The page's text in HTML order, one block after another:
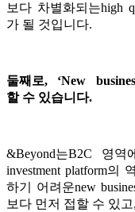
보다 차별화되는high
가 될 것입니다.
둘째로, ‘New
할 수 있습니다.
&Beyond는B2C 영
investment platform의
하기 어려운new
보다 먼저 접할 수 있